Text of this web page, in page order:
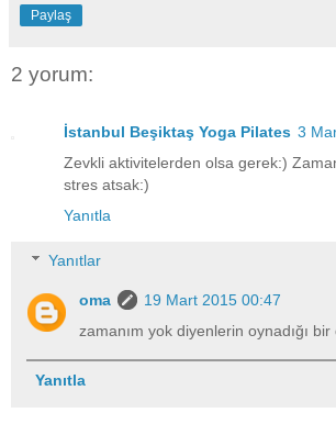
Paylaş
2 yorum:
İstanbul Beşiktaş Yoga Pilates 3
Zevkli aktivitelerden olsa gerek:)
stres atsak:)
Yanıtla
Yanıtlar
oma
19 Mart 2015 00:47
zamanım yok diyenlerin oynadığı
Yanıtla